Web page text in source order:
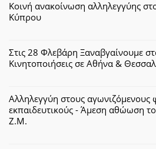
Κοινή ανακοίνωση αλληλεγγύης
Κύπρου
Στις 28 Φλεβάρη Ξαναβγαίνουμε
Κινητοποιήσεις σε Αθήνα &
Αλληλεγγύη στους αγωνιζόμενους
εκπαιδευτικούς - Άμεση αθώωση
Ζ.Μ.